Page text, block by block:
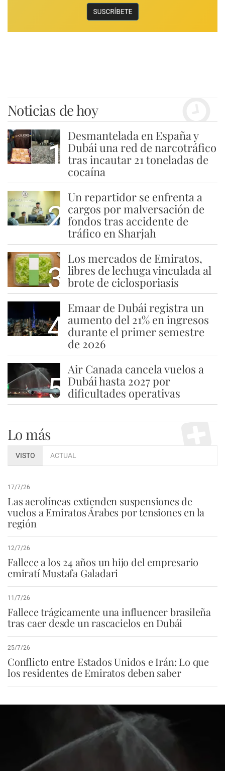
Noticias de hoy
1
Desmantelada en España y
Dubái una red de narcotráfico
tras incautar 21 toneladas de
cocaína
2
Un repartidor se enfrenta a
cargos por malversación de
fondos tras accidente de
tráfico en Sharjah
3
Los mercados de Emiratos,
libres de lechuga vinculada al
brote de ciclosporiasis
4
Emaar de Dubái registra un
aumento del 21% en ingresos
durante el primer semestre
de 2026
5
Air Canada cancela vuelos a
Dubái hasta 2027 por
dificultades operativas
Lo más
VISTO ACTUAL
17/7/26
Las aerolíneas extienden suspensiones de
vuelos a Emiratos Árabes por tensiones en la
región
12/7/26
Fallece a los 24 años un hijo del empresario
emiratí Mustafa Galadari
11/7/26
Fallece trágicamente una influencer brasileña
tras caer desde un rascacielos en Dubái
25/7/26
Conflicto entre Estados Unidos e Irán: Lo que
los residentes de Emiratos deben saber